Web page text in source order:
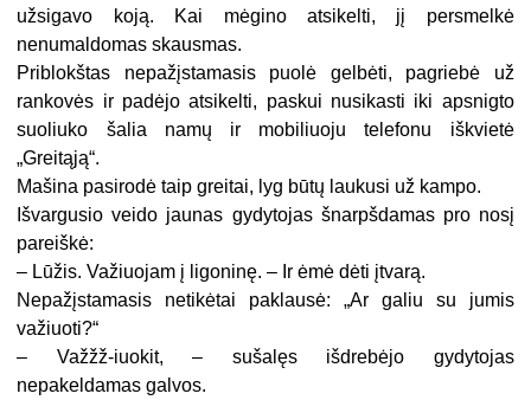
užsigavo koją. Kai mėgino atsikelti, jį persmelkė
nenumaldomas skausmas.
Priblokštas nepažįstamasis puolė gelbėti, pagriebė už
rankovės ir padėjo atsikelti, paskui nusikasti iki apsnigto
suoliuko šalia namų ir mobiliuoju telefonu iškvietė
„Greitąją“.
Mašina pasirodė taip greitai, lyg būtų laukusi už kampo.
Išvargusio veido jaunas gydytojas šnarpšdamas pro nosį
pareiškė:
– Lūžis. Važiuojam į ligoninę. – Ir ėmė dėti įtvarą.
Nepažįstamasis netikėtai paklausė: „Ar galiu su jumis
važiuoti?“
– Važžž-iuokit, – sušalęs išdrebėjo gydytojas
nepakeldamas galvos.